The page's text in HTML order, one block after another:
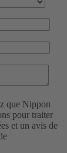
que Nippon
pour traiter
et un avis de